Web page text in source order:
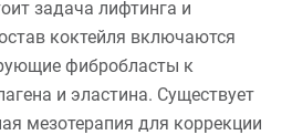
задача лифтинга и
коктейля включаются
фибробласты к
и эластина. Существует
мезотерапия для коррекции